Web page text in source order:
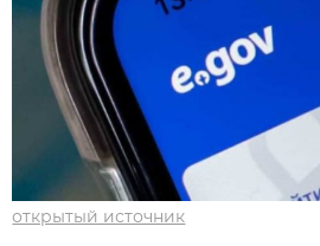
открытый источник